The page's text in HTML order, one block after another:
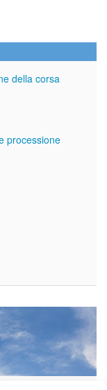
della corsa
processione